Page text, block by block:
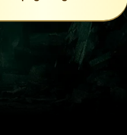
11
eksklyuziv
video efirlar